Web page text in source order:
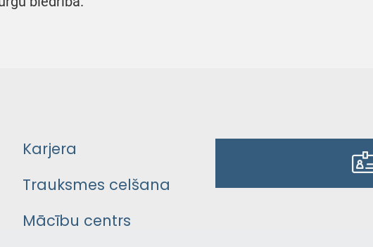
Karjera
Trauksmes celšana
Mācību centrs